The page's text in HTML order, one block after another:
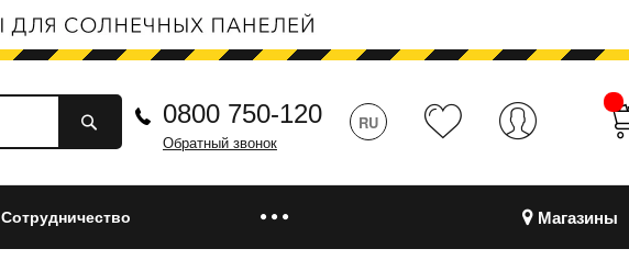
0800 750-120
Обратный звонок
RU
Сотрудничество Магазины